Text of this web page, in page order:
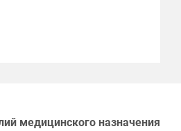
медицинского назначения